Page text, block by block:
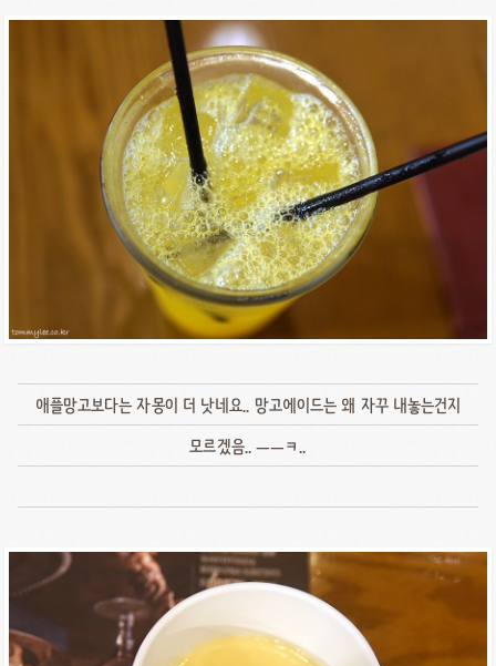
애플망고보다는 자몽이 더 낫네요.. 망고에이드는 왜 자꾸 내놓는건지
모르겠음.. ㅡㅡㅋ..